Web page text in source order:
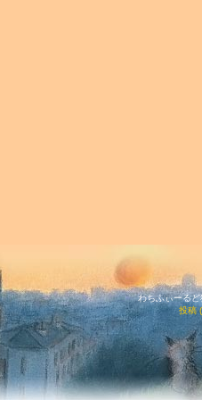
わちふぃーる
投稿